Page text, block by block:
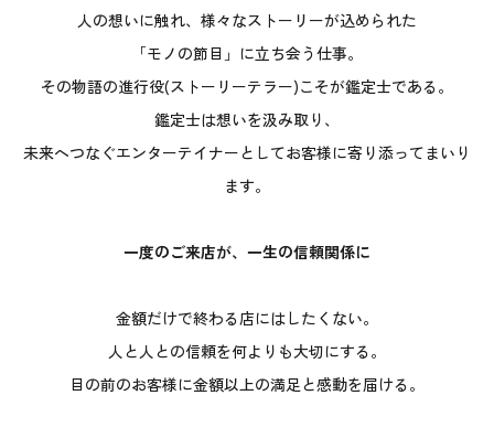
人の想いに触れ、様々なストーリーが込められた
「モノの節目」に立ち会う仕事。
その物語の進行役(ストーリーテラー)こそが鑑定士である。
鑑定士は想いを汲み取り、
未来へつなぐエンターテイナーとしてお客様に寄り添ってまいり
ます。
一度のご来店が、一生の信頼関係に
金額だけで終わる店にはしたくない。
人と人との信頼を何よりも大切にする。
目の前のお客様に金額以上の満足と感動を届ける。